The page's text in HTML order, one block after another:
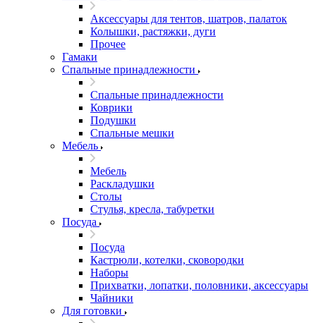
Аксессуары для тентов, шатров, палаток
Колышки, растяжки, дуги
Прочее
Гамаки
Спальные принадлежности
Спальные принадлежности
Коврики
Подушки
Спальные мешки
Мебель
Мебель
Раскладушки
Столы
Стулья, кресла, табуретки
Посуда
Посуда
Кастрюли, котелки, сковородки
Наборы
Прихватки, лопатки, половники, аксессуары
Чайники
Для готовки